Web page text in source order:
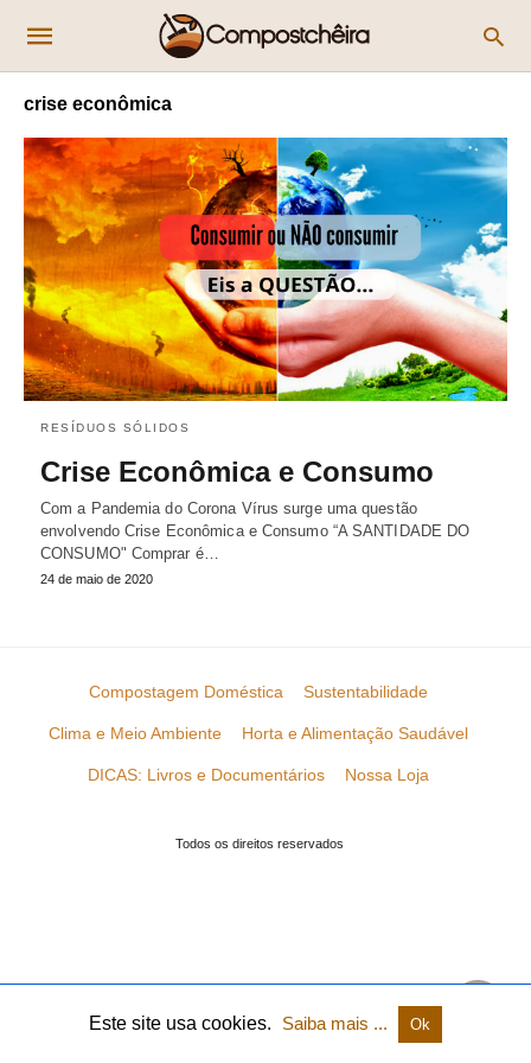
crise econômica
RESÍDUOS SÓLIDOS
Crise Econômica e Consumo
Com a Pandemia do Corona Vírus surge uma questão
envolvendo Crise Econômica e Consumo “A SANTIDADE DO
CONSUMO" Comprar é…
24 de maio de 2020
Compostagem Doméstica Sustentabilidade
Clima e Meio Ambiente Horta e Alimentação Saudável
DICAS: Livros e Documentários Nossa Loja
Todos os direitos reservados
Este site usa cookies. Saiba mais ... Ok